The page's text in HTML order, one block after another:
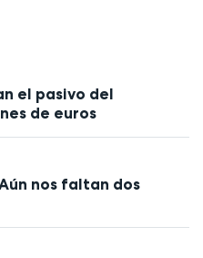
el pasivo del
de euros
nos faltan dos